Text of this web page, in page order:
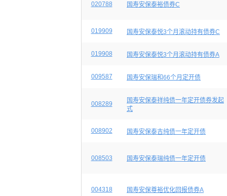
020788 国寿安保泰裕债券C
019909 国寿安保泰悦3个月滚动持有债券C
019908 国寿安保泰悦3个月滚动持有债券A
009587 国寿安保瑞和66个月定开债
008289
国寿安保泰祥纯债一年定开债券发起
式
008902 国寿安保泰吉纯债一年定开债
008503 国寿安保泰瑞纯债一年定开债
004318 国寿安保尊裕优化回报债券A